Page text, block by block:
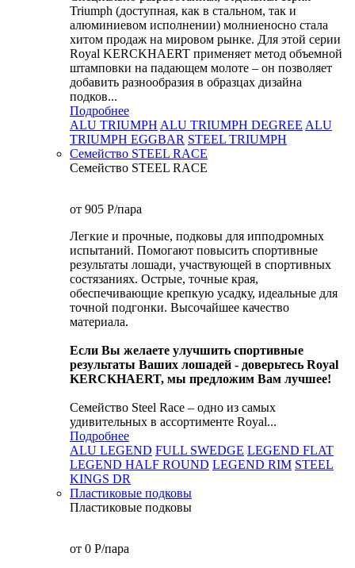
Triumph (доступная, как в стальном, так и
алюминиевом исполнении) молниеносно стала
хитом продаж на мировом рынке. Для этой серии
Royal KERCKHAERT применяет метод объемной
штамповки на падающем молоте – он позволяет
добавить разнообразия в образцах дизайна
подков...
Подробнее
ALU TRIUMPH ALU TRIUMPH DEGREE ALU
TRIUMPH EGGBAR STEEL TRIUMPH
Семейство STEEL RACE
Семейство STEEL RACE
от 905 P/пара
Легкие и прочные, подковы для ипподромных
испытаний. Помогают повысить спортивные
результаты лошади, участвующей в спортивных
состязаниях. Острые, точные края,
обеспечивающие крепкую усадку, идеальные для
точной подгонки. Высочайшее качество
материала.
Если Вы желаете улучшить спортивные
результаты Ваших лошадей - доверьтесь Royal
KERCKHAERT, мы предложим Вам лучшее!
Семейство Steel Race – одно из самых
удивительных в ассортименте Royal...
Подробнее
ALU LEGEND FULL SWEDGE LEGEND FLAT
LEGEND HALF ROUND LEGEND RIM STEEL
KINGS DR
Пластиковые подковы
Пластиковые подковы
от 0 P/пара